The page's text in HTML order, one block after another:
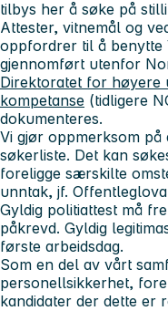
tilbys her å søke på
Attester, vitnemål og
oppfordrer til å benytte
gjennomført utenfor
Direktoratet for høyere
kompetanse (tidligere
dokumenteres.
Vi gjør oppmerksom
søkerliste. Det kan
foreligge særskilte
unntak, jf.
Gyldig politiattest må
påkrevd. Gyldig
første arbeidsdag.
Som en del av vårt
personellsikkerhet,
kandidater der dette er